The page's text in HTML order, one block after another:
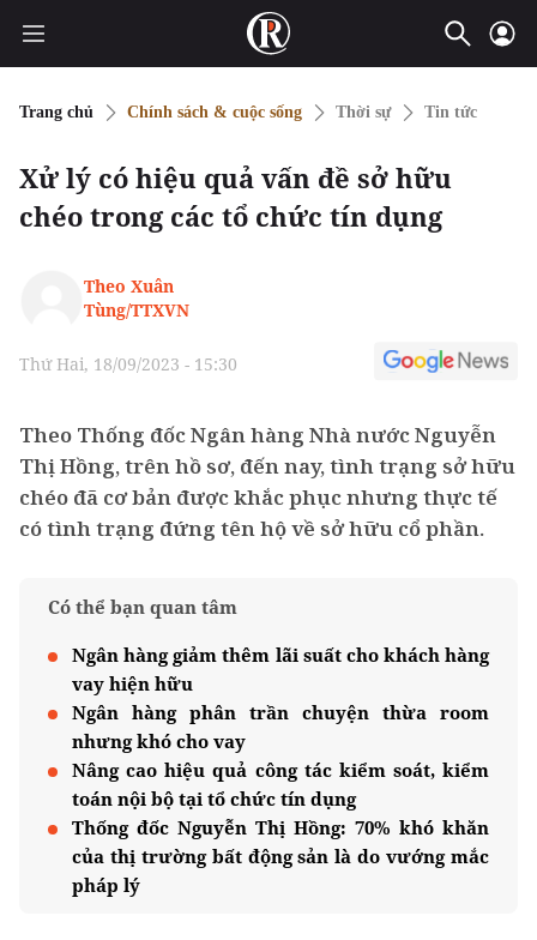
Trang chủ Chính sách & cuộc sống Thời sự Tin tức
Xử lý có hiệu quả vấn đề sở hữu
chéo trong các tổ chức tín dụng
Theo Xuân
Tùng/TTXVN
Thứ Hai, 18/09/2023 - 15:30
Theo Thống đốc Ngân hàng Nhà nước Nguyễn
Thị Hồng, trên hồ sơ, đến nay, tình trạng sở hữu
chéo đã cơ bản được khắc phục nhưng thực tế
có tình trạng đứng tên hộ về sở hữu cổ phần.
Có thể bạn quan tâm
Ngân hàng giảm thêm lãi suất cho khách hàng
vay hiện hữu
Ngân hàng phân trần chuyện thừa room
nhưng khó cho vay
Nâng cao hiệu quả công tác kiểm soát, kiểm
toán nội bộ tại tổ chức tín dụng
Thống đốc Nguyễn Thị Hồng: 70% khó khăn
của thị trường bất động sản là do vướng mắc
pháp lý